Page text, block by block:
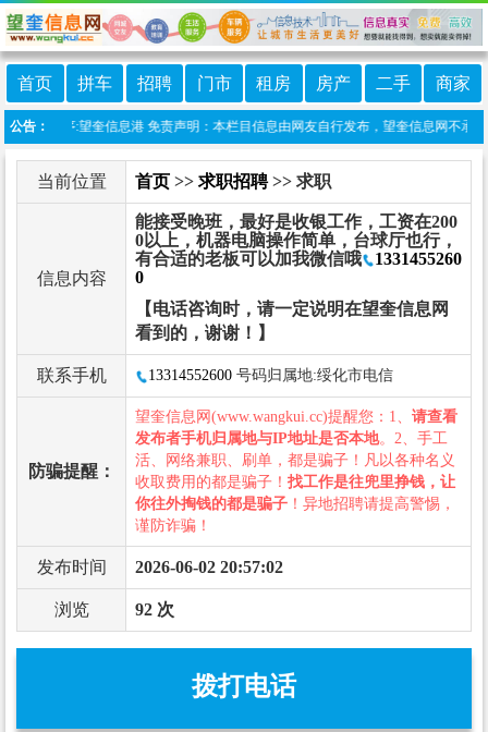
首页 拼车 招聘 门市 租房 房产 二手 商家
公告：
信小程序:望奎信息港 免责声明：本栏目信息由网友自行发布，望奎信息网不承
当前位置 首页 >> 求职招聘>> 求职
信息内容
能接受晚班，最好是收银工作，工资在200
0以上，机器电脑操作简单，台球厅也行，
有合适的老板可以加我微信哦
1331455260
0
【电话咨询时，请一定说明在望奎信息网
看到的，谢谢！】
联系手机 13314552600 号码归属地:绥化市电信
防骗提醒：
望奎信息网(www.wangkui.cc)提醒您：1、 请查看
发布者手机归属地与IP地址是否本地。2、手工
活、网络兼职、刷单，都是骗子！凡以各种名义
收取费用的都是骗子！ 找工作是往兜里挣钱，让
你往外掏钱的都是骗子 ！异地招聘请提高警惕，
谨防诈骗！
发布时间 2026-06-02 20:57:02
浏览 92 次
拨打电话